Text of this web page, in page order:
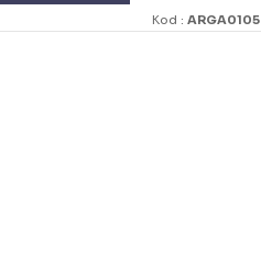
Kod : ARGA0105